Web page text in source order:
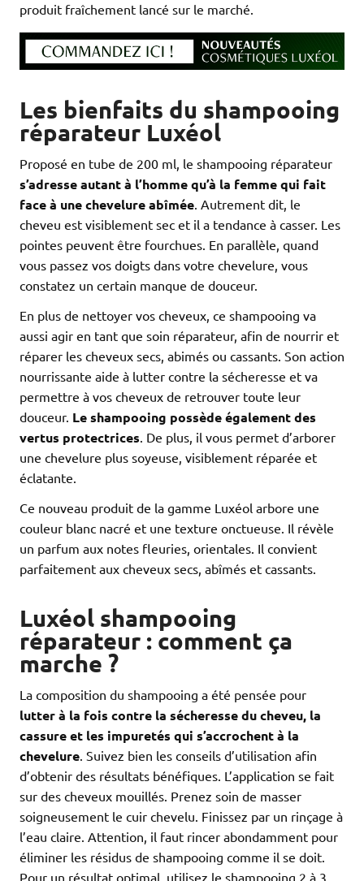
produit fraîchement lancé sur le marché.
Les bienfaits du shampooing
réparateur Luxéol
Proposé en tube de 200 ml, le shampooing réparateur
s’adresse autant à l’homme qu’à la femme qui fait
face à une chevelure abîmée . Autrement dit, le
cheveu est visiblement sec et il a tendance à casser. Les
pointes peuvent être fourchues. En parallèle, quand
vous passez vos doigts dans votre chevelure, vous
constatez un certain manque de douceur.
En plus de nettoyer vos cheveux, ce shampooing va
aussi agir en tant que soin réparateur, afin de nourrir et
réparer les cheveux secs, abimés ou cassants. Son action
nourrissante aide à lutter contre la sécheresse et va
permettre à vos cheveux de retrouver toute leur
douceur. Le shampooing possède également des
vertus protectrices . De plus, il vous permet d’arborer
une chevelure plus soyeuse, visiblement réparée et
éclatante.
Ce nouveau produit de la gamme Luxéol arbore une
couleur blanc nacré et une texture onctueuse. Il révèle
un parfum aux notes fleuries, orientales. Il convient
parfaitement aux cheveux secs, abîmés et cassants.
Luxéol shampooing
réparateur : comment ça
marche ?
La composition du shampooing a été pensée pour
lutter à la fois contre la sécheresse du cheveu, la
cassure et les impuretés qui s’accrochent à la
chevelure. Suivez bien les conseils d’utilisation afin
d’obtenir des résultats bénéfiques. L’application se fait
sur des cheveux mouillés. Prenez soin de masser
soigneusement le cuir chevelu. Finissez par un rinçage à
l’eau claire. Attention, il faut rincer abondamment pour
éliminer les résidus de shampooing comme il se doit.
Pour un résultat optimal, utilisez le shampooing 2 à 3